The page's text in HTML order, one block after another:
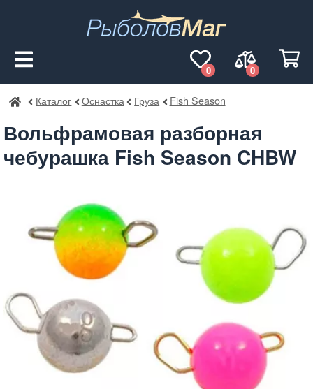
0
0
РыболовМаг
Каталог Оснастка Груза Fish Season
Вольфрамовая разборная
чебурашка Fish Season CHBW